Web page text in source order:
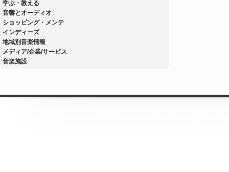
学ぶ・教える
音響とオーディオ
ショッピング・メンテ
インディーズ
地域別音楽情報
メディア/企業/サービス
音楽施設